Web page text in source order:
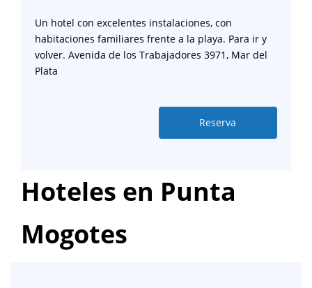
Un hotel con excelentes instalaciones, con
habitaciones familiares frente a la playa. Para ir y
volver. Avenida de los Trabajadores 3971, Mar del
Plata
Reserva
Hoteles en Punta
Mogotes